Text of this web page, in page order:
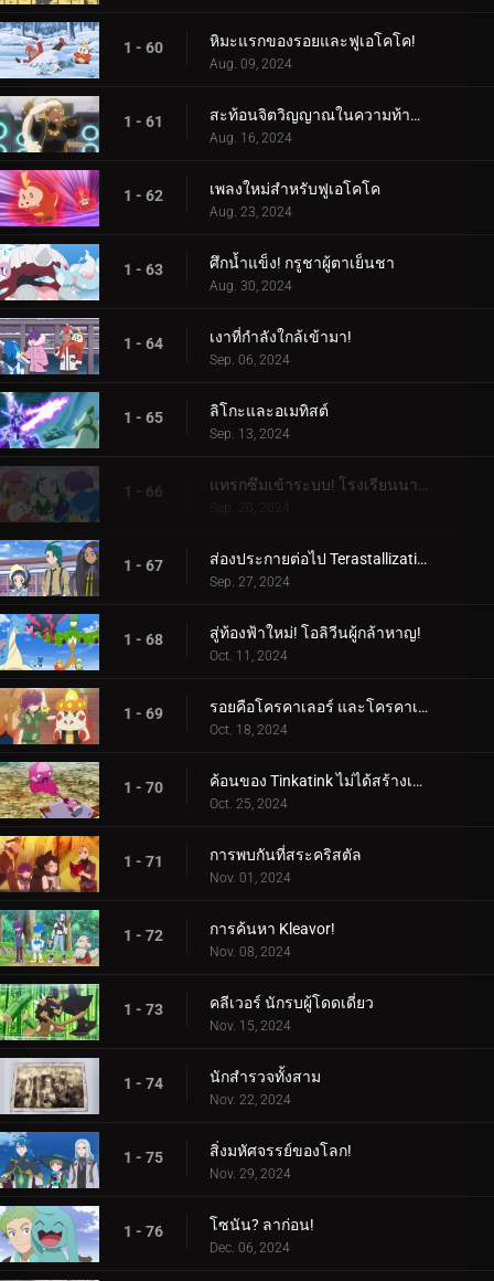
1 - 60 หิมะแรกของรอยและฟูเอโคโค!
Aug. 09, 2024
1 - 61 สะท้อนจิตวิญญาณในความท้าทายแห่งการสัมผัส!
Aug. 16, 2024
1 - 62 เพลงใหม่สำหรับฟูเอโคโค
Aug. 23, 2024
1 - 63 ศึกน้ำแข็ง! กรูชาผู้ตาเย็นชา
Aug. 30, 2024
1 - 64 เงาที่กำลังใกล้เข้ามา!
Sep. 06, 2024
1 - 65 ลิโกะและอเมทิสต์
Sep. 13, 2024
1 - 66
Sep. 20, 2024
1 - 67 ส่องประกายต่อไป Terastallization! ลิโก้ ปะทะ รอย!
Sep. 27, 2024
1 - 68 สู่ท้องฟ้าใหม่! โอลิวีนผู้กล้าหาญ!
Oct. 11, 2024
1 - 69 รอยคือโครคาเลอร์ และโครคาเลอร์ก็คือรอย!
Oct. 18, 2024
1 - 70 ค้อนของ Tinkatink ไม่ได้สร้างเสร็จภายในวันเดียว
Oct. 25, 2024
1 - 71 การพบกันที่สระคริสตัล
Nov. 01, 2024
1 - 72 การค้นหา Kleavor!
Nov. 08, 2024
1 - 73 คลีเวอร์ นักรบผู้โดดเดี่ยว
Nov. 15, 2024
1 - 74 นักสำรวจทั้งสาม
Nov. 22, 2024
1 - 75 สิ่งมหัศจรรย์ของโลก!
Nov. 29, 2024
1 - 76 โซนัน? ลาก่อน!
Dec. 06, 2024